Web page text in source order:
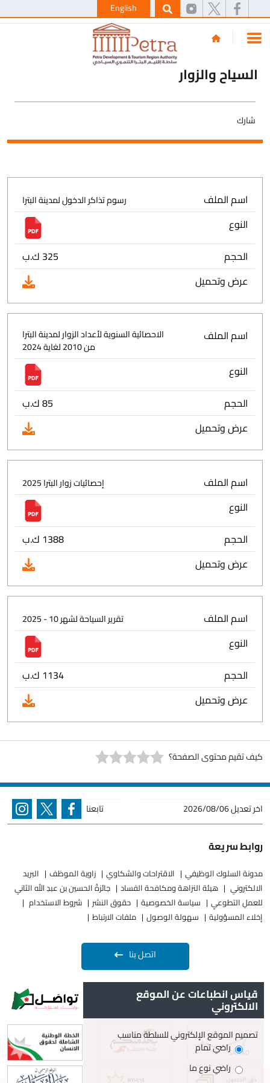
قياس انطباعات عن الموقع
الالكتروني
تصميم الموقع الإلكتروني للسلطة مناسب
راضي تمام
راضي نوع ما
English
السياح والزوار
شارك
اسم الملف رسوم تذاكر الدخول لمدينة البترا
النوع
الحجم
325 ك.ب
عرض وتحميل
اسم الملف
الاحصائية السنوية لأعداد الزوار لمدينة البترا
من 2010 لغاية 2024
النوع
الحجم
85 ك.ب
عرض وتحميل
اسم الملف إحصائيات زوار البترا 2025
النوع
الحجم
1388 ك.ب
عرض وتحميل
اسم الملف تقرير السياحة لشهر 10 - 2025
النوع
الحجم
1134 ك.ب
عرض وتحميل
كيف تقيم محتوى الصفحة؟
اخر تعديل2026/08/06 تابعنا
روابط سريعة
مدونة السلوك الوظيفي الاقتراحات والشكاوي زاوية الموظف
البريد
الالكتروني
هيئة النزاهة ومكافحة الفساد
جائزةُ الحسين بن عبدِ الله الثاني
للعملِ التطوعيِ
سياسة الخصوصية حقوق النشر
شروط الاستخدام
إخلاء المسؤولية
سهولة الوصول ملفات الارتباط
اتصل بنا